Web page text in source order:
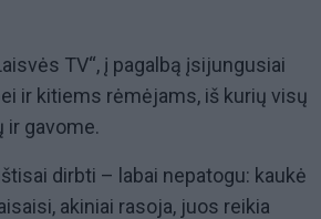
TV“, į pagalbą įsijungusiai
ir kitiems rėmėjams, iš kurių visų
ir gavome.
dirbti – labai nepatogu: kaukė
akiniai rasoja, juos reikia